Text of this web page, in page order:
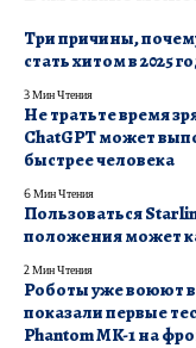
Три причины,
стать хитом в 2025
3 Мин Чтения
Не тратьте время
ChatGPT может
быстрее человека
6 Мин Чтения
Пользоваться
положения может
2 Мин Чтения
Роботы уже воюют
показали первые
Phantom MK-1 на